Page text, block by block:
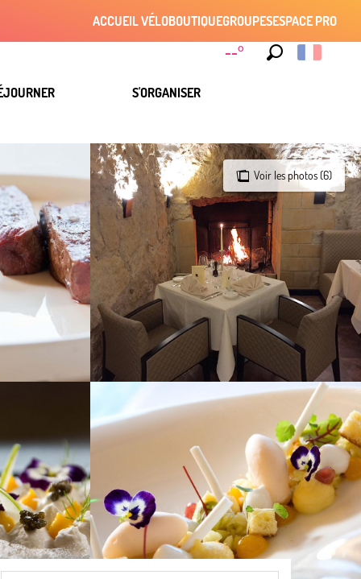
--°
ACCUEIL VÉLOBOUTIQUEGROUPESESPACE PRO
S'ORGANISER
Voir les photos (6)